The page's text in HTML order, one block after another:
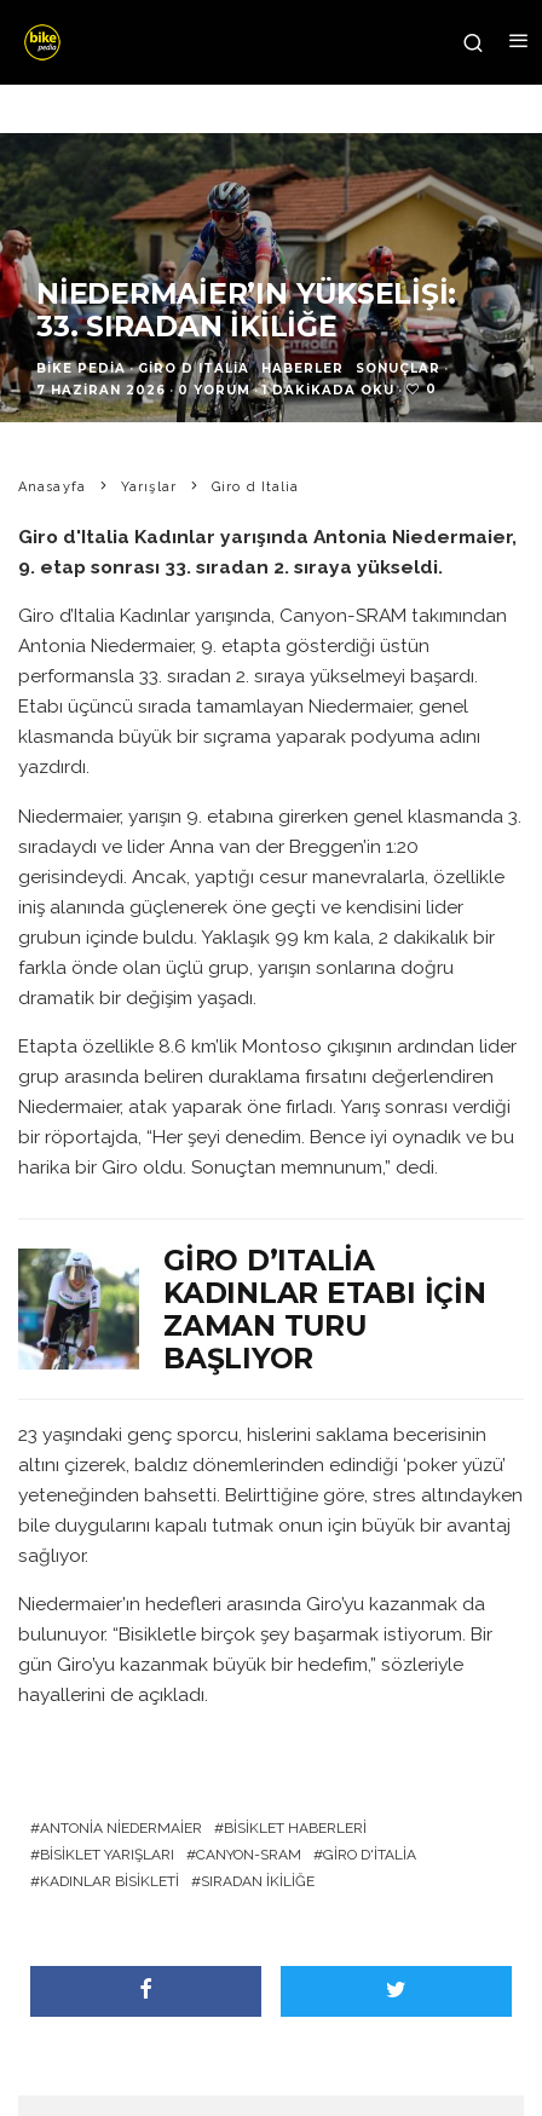
NIEDERMAIER’IN YÜKSELIŞI:
33. SIRADAN İKILIĞE
BIKE PEDIA · GIRO D ITALIA HABERLER SONUÇLAR ·
7 HAZIRAN 2026 · 0 YORUM · 1 DAKIKADA OKU · 0
Anasayfa Yarışlar Giro d Italia
Giro d'Italia Kadınlar yarışında Antonia Niedermaier,
9. etap sonrası 33. sıradan 2. sıraya yükseldi.
Giro d’Italia Kadınlar yarışında, Canyon-SRAM takımından
Antonia Niedermaier, 9. etapta gösterdiği üstün
performansla 33. sıradan 2. sıraya yükselmeyi başardı.
Etabı üçüncü sırada tamamlayan Niedermaier, genel
klasmanda büyük bir sıçrama yaparak podyuma adını
yazdırdı.
Niedermaier, yarışın 9. etabına girerken genel klasmanda 3.
sıradaydı ve lider Anna van der Breggen’in 1:20
gerisindeydi. Ancak, yaptığı cesur manevralarla, özellikle
iniş alanında güçlenerek öne geçti ve kendisini lider
grubun içinde buldu. Yaklaşık 99 km kala, 2 dakikalık bir
farkla önde olan üçlü grup, yarışın sonlarına doğru
dramatik bir değişim yaşadı.
Etapta özellikle 8.6 km’lik Montoso çıkışının ardından lider
grup arasında beliren duraklama fırsatını değerlendiren
Niedermaier, atak yaparak öne fırladı. Yarış sonrası verdiği
bir röportajda, “Her şeyi denedim. Bence iyi oynadık ve bu
harika bir Giro oldu. Sonuçtan memnunum,” dedi.
GIRO D’ITALIA
KADINLAR ETABI İÇIN
ZAMAN TURU
BAŞLIYOR
23 yaşındaki genç sporcu, hislerini saklama becerisinin
altını çizerek, baldız dönemlerinden edindiği ‘poker yüzü’
yeteneğinden bahsetti. Belirttiğine göre, stres altındayken
bile duygularını kapalı tutmak onun için büyük bir avantaj
sağlıyor.
Niedermaier’ın hedefleri arasında Giro’yu kazanmak da
bulunuyor. “Bisikletle birçok şey başarmak istiyorum. Bir
gün Giro’yu kazanmak büyük bir hedefim,” sözleriyle
hayallerini de açıkladı.
ANTONIA NIEDERMAIER
BISIKLET HABERLERI
BISIKLET YARIŞLARI
CANYON-SRAM
GIRO D'ITALIA
KADINLAR BISIKLETI
SIRADAN İKILIĞE